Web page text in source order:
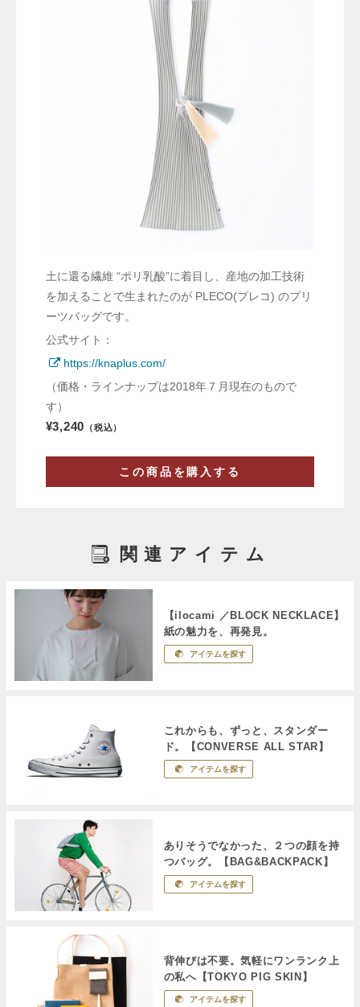
土に還る繊維 “ポリ乳酸”に着目し、産地の加工技術
を加えることで生まれたのが PLECO(プレコ) のプリ
ーツバッグです。
公式サイト：
https://knaplus.com/
（価格・ラインナップは2018年７月現在のもので
す）
¥3,240 （税込）
この商品を購入する
関連アイテム
【ilocami ／BLOCK NECKLACE】
紙の魅力を、再発見。
アイテムを探す
これからも、ずっと、スタンダー
ド。【CONVERSE ALL STAR】
アイテムを探す
ありそうでなかった、２つの顔を持
つバッグ。【BAG&BACKPACK】
アイテムを探す
背伸びは不要。気軽にワンランク上
の私へ【TOKYO PIG SKIN】
アイテムを探す